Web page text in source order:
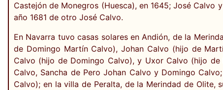
Castejón de Monegros (Huesca), en 1645; José Calvo
año 1681 de otro José Calvo.
En Navarra tuvo casas solares en Andión, de la
de Domingo Martín Calvo), Johan Calvo (hijo de
Calvo (hijo de Domingo Calvo), y Uxor Calvo (hijo
Calvo, Sancha de Pero Johan Calvo y Domingo
Calvo); en la villa de Peralta, de la Merindad de Olite,